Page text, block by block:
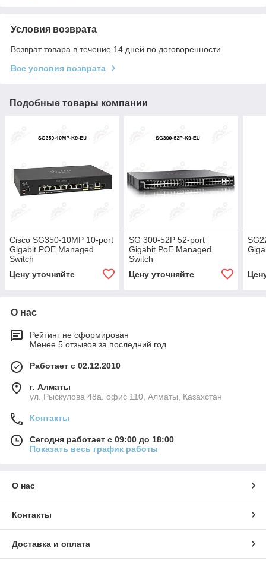
Условия возврата
Возврат товара в течение 14 дней по договоренности
Все условия возврата
Подобные товары компании
Cisco SG350-10MP 10-port
Gigabit POE Managed
Switch
Цену уточняйте
SG 300-52P 52-port
Gigabit PoE Managed
Switch
Цену уточняйте
О нас
Рейтинг не сформирован
Менее 5 отзывов за последний год
Работает с 02.12.2010
г. Алматы
ул. Рыскулова 48а. офис 110, Алматы, Казахстан
Контакты
Сегодня работает с 09:00 до 18:00
Показать весь график работы
О нас
Контакты
Доставка и оплата